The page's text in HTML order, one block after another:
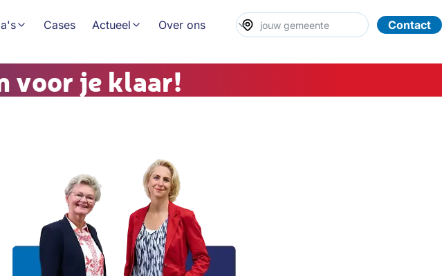
Cases Actueel Over ons Contact
voor je klaar!